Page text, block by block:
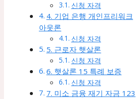
신청 자격
4. 기업 은행 개인프리워크
아웃론
신청 자격
5. 근로자 햇살론
신청 자격
6. 햇살론 15 특례 보증
신청 자격
7. 미소 금융 재기 자금 123